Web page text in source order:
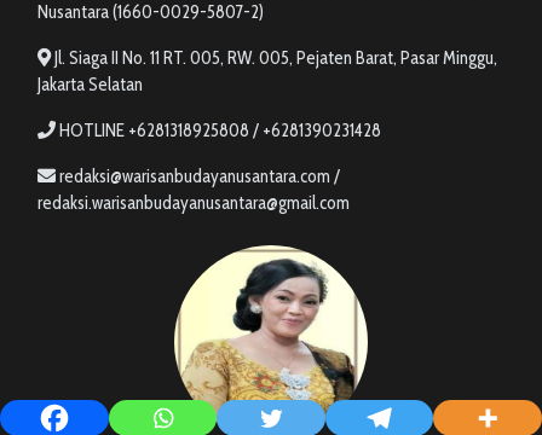
Nusantara (1660-0029-5807-2)
Jl. Siaga II No. 11 RT. 005, RW. 005, Pejaten Barat, Pasar Minggu,
Jakarta Selatan
HOTLINE +6281318925808 / +6281390231428
redaksi@warisanbudayanusantara.com /
redaksi.warisanbudayanusantara@gmail.com